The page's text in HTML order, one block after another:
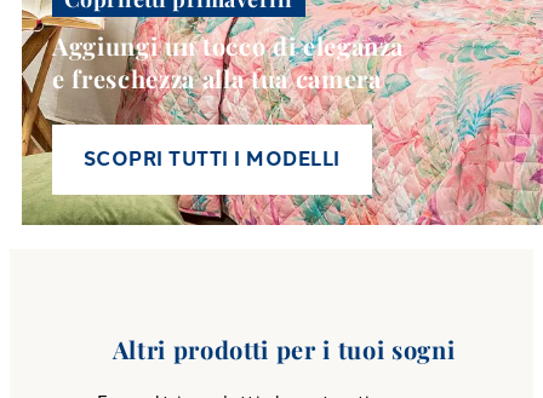
Aggiungi un tocco di eleganza
e freschezza alla tua camera
SCOPRI TUTTI I MODELLI
Altri prodotti per i tuoi sogni